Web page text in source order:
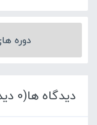
دوره های
دیدگاه ها(0 دیدگاه)